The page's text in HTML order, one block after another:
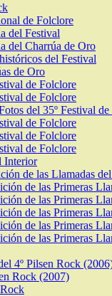
de Folclore
del Festival
del Charrúa de Oro
del Festival
de Oro
de Folclore
de Folclore
del 35º Festival
de Folclore
de Folclore
de Folclore
Interior
de las Llamadas
de las Primeras
de las Primeras
de las Primeras
de las Primeras
de las Primeras
4º Pilsen Rock
Rock (2007)